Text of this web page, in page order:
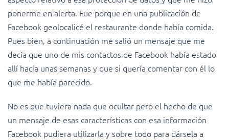
ponerme en alerta. Fue porque en una publicación de
Facebook geolocalicé el restaurante donde había comida.
Pues bien, a continuación me salió un mensaje que me
decía que uno de mis contactos de Facebook había estado
allí hacía unas semanas y que si quería comentar con él lo
que me había parecido.
No es que tuviera nada que ocultar pero el hecho de que
un mensaje de esas características con esa información
Facebook pudiera utilizarla y sobre todo para dársela a